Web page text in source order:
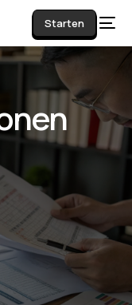
Starten